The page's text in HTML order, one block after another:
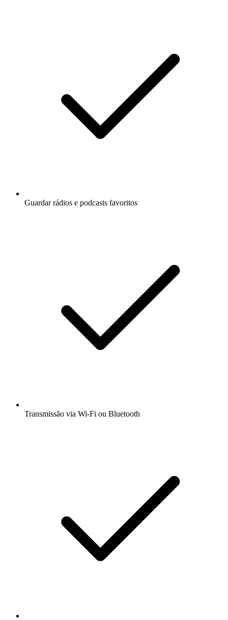
Guardar rádios e podcasts favoritos
Transmissão via Wi-Fi ou Bluetooth